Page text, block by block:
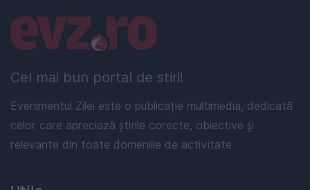
Cel mai bun portal de stiri!
Evenimentul Zilei este o publicație multimedia, dedicată
celor care apreciază știrile corecte, obiective și
relevante din toate domeniile de activitate
Linkuri utile